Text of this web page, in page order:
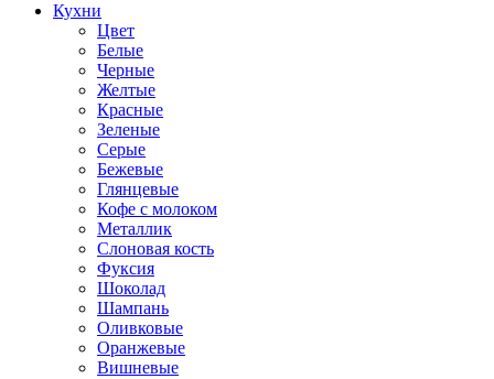
Кухни
Цвет
Белые
Черные
Желтые
Красные
Зеленые
Серые
Бежевые
Глянцевые
Кофе с молоком
Металлик
Слоновая кость
Фуксия
Шоколад
Шампань
Оливковые
Оранжевые
Вишневые